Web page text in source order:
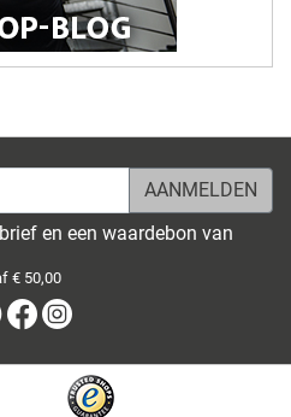
en een waardebon van
€ 50,00
BlogFacebook